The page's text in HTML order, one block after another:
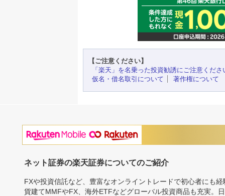
【ご注意ください】
「楽天」を名乗った投資勧誘にご注意くださ
仮名・借名取引について
著作権について
ネット証券の楽天証券についてのご紹介
FXや投資信託など、豊富なオンライントレードで初心者にも
貨建てMMFやFX、海外ETFなどグローバル投資商品も充実。